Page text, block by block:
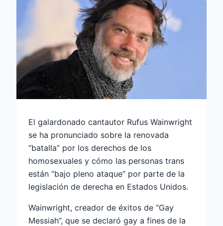
El galardonado cantautor Rufus Wainwright
se ha pronunciado sobre la renovada
“batalla” por los derechos de los
homosexuales y cómo las personas trans
están “bajo pleno ataque” por parte de la
legislación de derecha en Estados Unidos.
Wainwright, creador de éxitos de “Gay
Messiah”, que se declaró gay a fines de la